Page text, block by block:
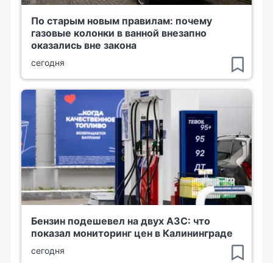
По старым новым правилам: почему
газовые колонки в ванной внезапно
оказались вне закона
сегодня
Бензин подешевел на двух АЗС: что
показал мониторинг цен в Калининграде
сегодня